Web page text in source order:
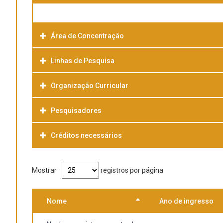
Área de Concentração
Linhas de Pesquisa
Organização Curricular
Pesquisadores
Créditos necessários
Mostrar registros por página
Nome Ano de ingresso